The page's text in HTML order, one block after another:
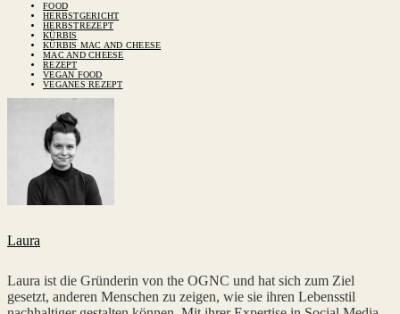
FOOD
HERBSTGERICHT
HERBSTREZEPT
KÜRBIS
KÜRBIS MAC AND CHEESE
MAC AND CHEESE
REZEPT
VEGAN FOOD
VEGANES REZEPT
Laura
Laura ist die Gründerin von the OGNC und hat sich zum Ziel
gesetzt, anderen Menschen zu zeigen, wie sie ihren Lebensstil